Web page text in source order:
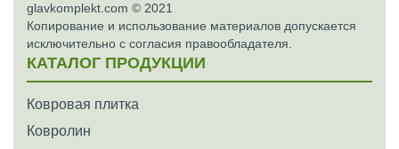
glavkomplekt.com © 2021
Копирование и использование материалов допускается
исключительно с согласия правообладателя.
КАТАЛОГ ПРОДУКЦИИ
Ковровая плитка
Ковролин